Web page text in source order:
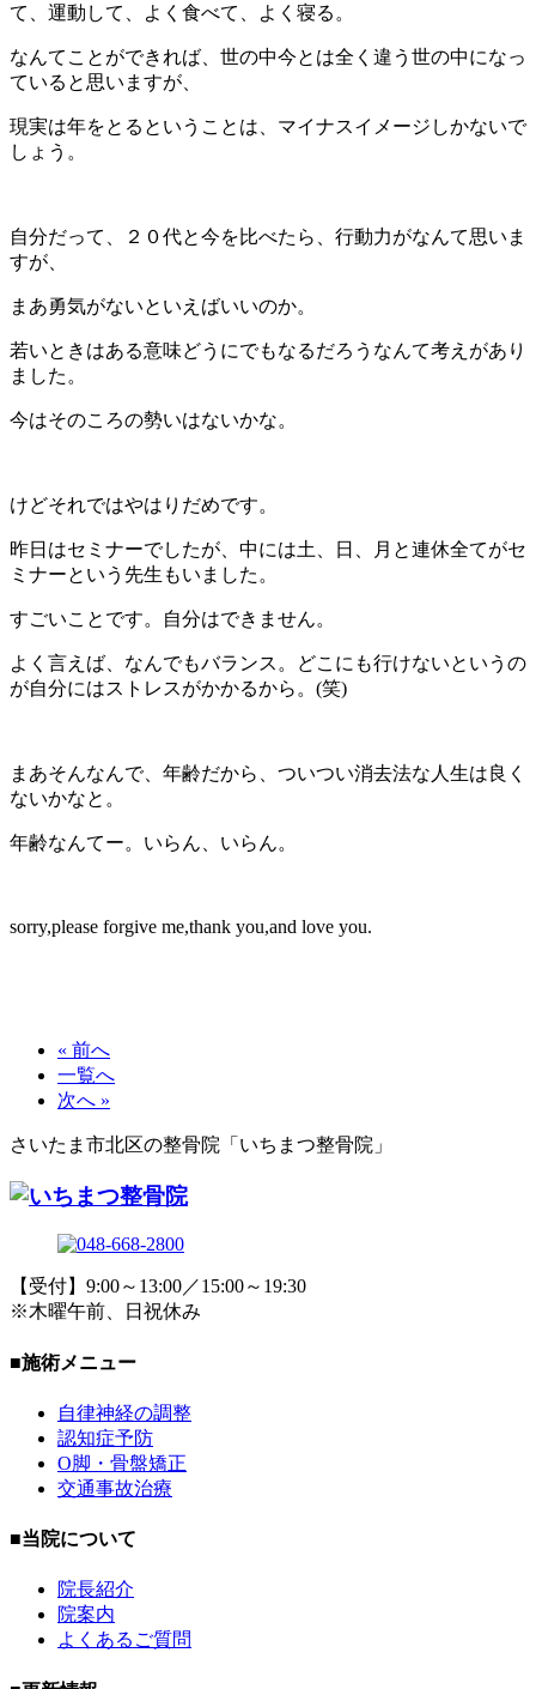
て、運動して、よく食べて、よく寝る。
なんてことができれば、世の中今とは全く違う世の中になっ
ていると思いますが、
現実は年をとるということは、マイナスイメージしかないで
しょう。
自分だって、２０代と今を比べたら、行動力がなんて思いま
すが、
まあ勇気がないといえばいいのか。
若いときはある意味どうにでもなるだろうなんて考えがあり
ました。
今はそのころの勢いはないかな。
けどそれではやはりだめです。
昨日はセミナーでしたが、中には土、日、月と連休全てがセ
ミナーという先生もいました。
すごいことです。自分はできません。
よく言えば、なんでもバランス。どこにも行けないというの
が自分にはストレスがかかるから。(笑)
まあそんなんで、年齢だから、ついつい消去法な人生は良く
ないかなと。
年齢なんてー。いらん、いらん。
sorry,please forgive me,thank you,and love you.
« 前へ
一覧へ
次へ »
さいたま市北区の整骨院「いちまつ整骨院」
【受付】9:00～13:00／15:00～19:30
※木曜午前、日祝休み
■施術メニュー
自律神経の調整
認知症予防
O脚・骨盤矯正
交通事故治療
■当院について
院長紹介
院案内
よくあるご質問